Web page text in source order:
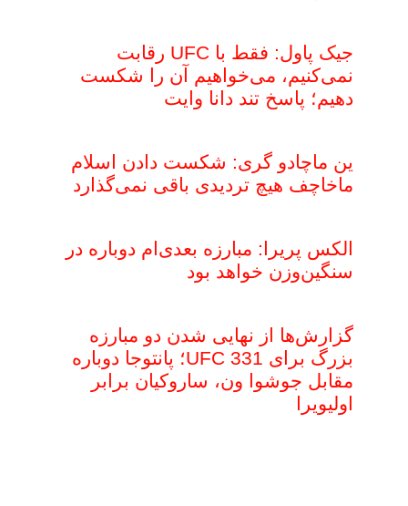
جیک پاول: فقط با UFC رقابت
نمی‌کنیم، می‌خواهیم آن را شکست
دهیم؛ پاسخ تند دانا وایت
ین ماچادو گری: شکست دادن اسلام
ماخاچف هیچ تردیدی باقی نمی‌گذارد
الکس پریرا: مبارزه بعدی‌ام دوباره در
سنگین‌وزن خواهد بود
گزارش‌ها از نهایی شدن دو مبارزه
بزرگ برای UFC 331؛ پانتوجا دوباره
مقابل جوشوا ون، ساروکیان برابر
اولیویرا